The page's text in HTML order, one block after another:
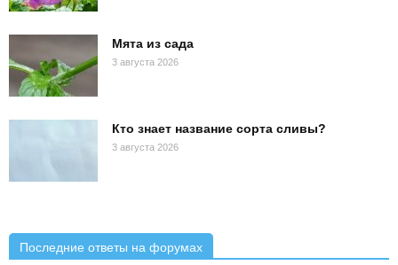
Мята из сада
3 августа 2026
Кто знает название сорта сливы?
3 августа 2026
Последние ответы на форумах